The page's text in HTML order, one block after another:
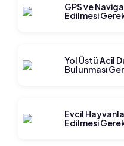
GPS ve
Edilmesi
Yol Üstü Acil
Bulunması
Evcil
Edilmesi